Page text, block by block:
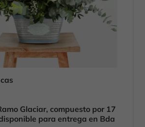
Glaciar, compuesto por 17
para entrega en Bda